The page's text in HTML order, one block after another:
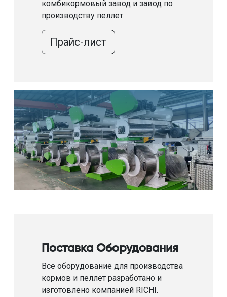
комбикормовый завод и завод по
производству пеллет.
Прайс-лист
Поставка Оборудования
Все оборудование для производства
кормов и пеллет разработано и
изготовлено компанией RICHI.